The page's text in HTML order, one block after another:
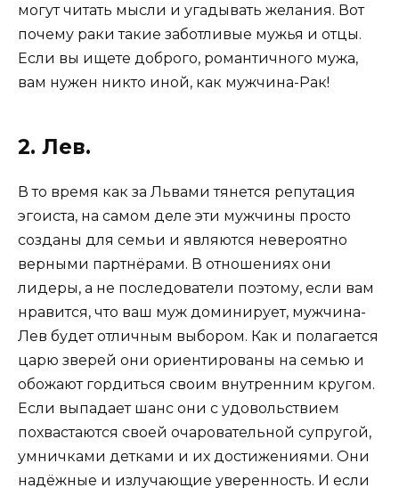
могут читать мысли и угадывать желания. Вот
почему раки такие заботливые мужья и отцы.
Если вы ищете доброго, романтичного мужа,
вам нужен никто иной, как мужчина-Рак!
2. Лев.
В то время как за Львами тянется репутация
эгоиста, на самом деле эти мужчины просто
созданы для семьи и являются невероятно
верными партнёрами. В отношениях они
лидеры, а не последователи поэтому, если вам
нравится, что ваш муж доминирует, мужчина-
Лев будет отличным выбором. Как и полагается
царю зверей они ориентированы на семью и
обожают гордиться своим внутренним кругом.
Если выпадает шанс они с удовольствием
похвастаются своей очаровательной супругой,
умничками детками и их достижениями. Они
надёжные и излучающие уверенность. И если